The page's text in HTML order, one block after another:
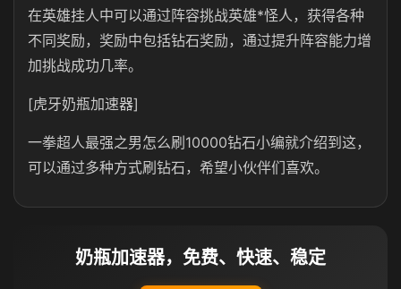
在英雄挂人中可以通过阵容挑战英雄*怪人，获得各种
不同奖励，奖励中包括钻石奖励，通过提升阵容能力增
加挑战成功几率。
[虎牙奶瓶加速器]
一拳超人最强之男怎么刷10000钻石小编就介绍到这，
可以通过多种方式刷钻石，希望小伙伴们喜欢。
奶瓶加速器，免费、快速、稳定